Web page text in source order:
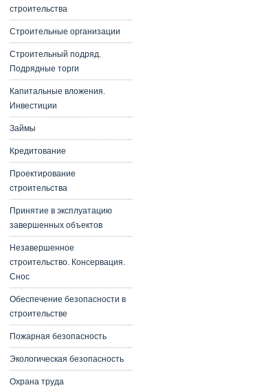
строительства
Строительные организации
Строительный подряд.
Подрядные торги
Капитальные вложения.
Инвестиции
Займы
Кредитование
Проектирование
строительства
Принятие в эксплуатацию
завершенных объектов
Незавершенное
строительство. Консервация.
Снос
Обеспечение безопасности в
строительстве
Пожарная безопасность
Экологическая безопасность
Охрана труда